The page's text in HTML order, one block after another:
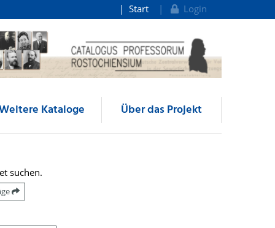
Start Login
Kataloge Über das Projekt
suchen.